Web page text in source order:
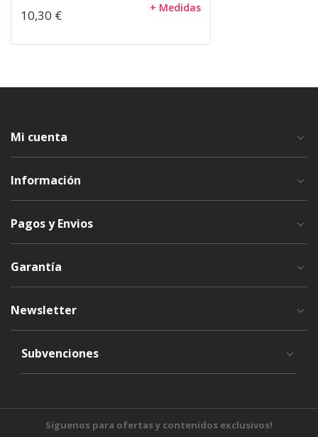
10,30 € + Medidas
Mi cuenta
Información
Pagos y Envios
Garantía
Newsletter
Subvenciones
Siguenos para ofertas y contenidos exclusivos!